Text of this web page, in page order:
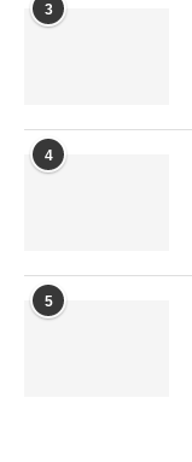
3
4
5